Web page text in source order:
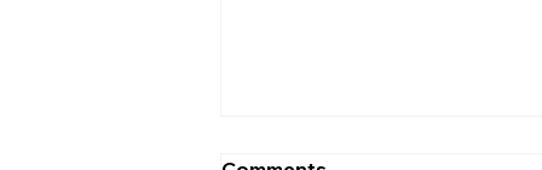
[2026.08.02] 교회 소식